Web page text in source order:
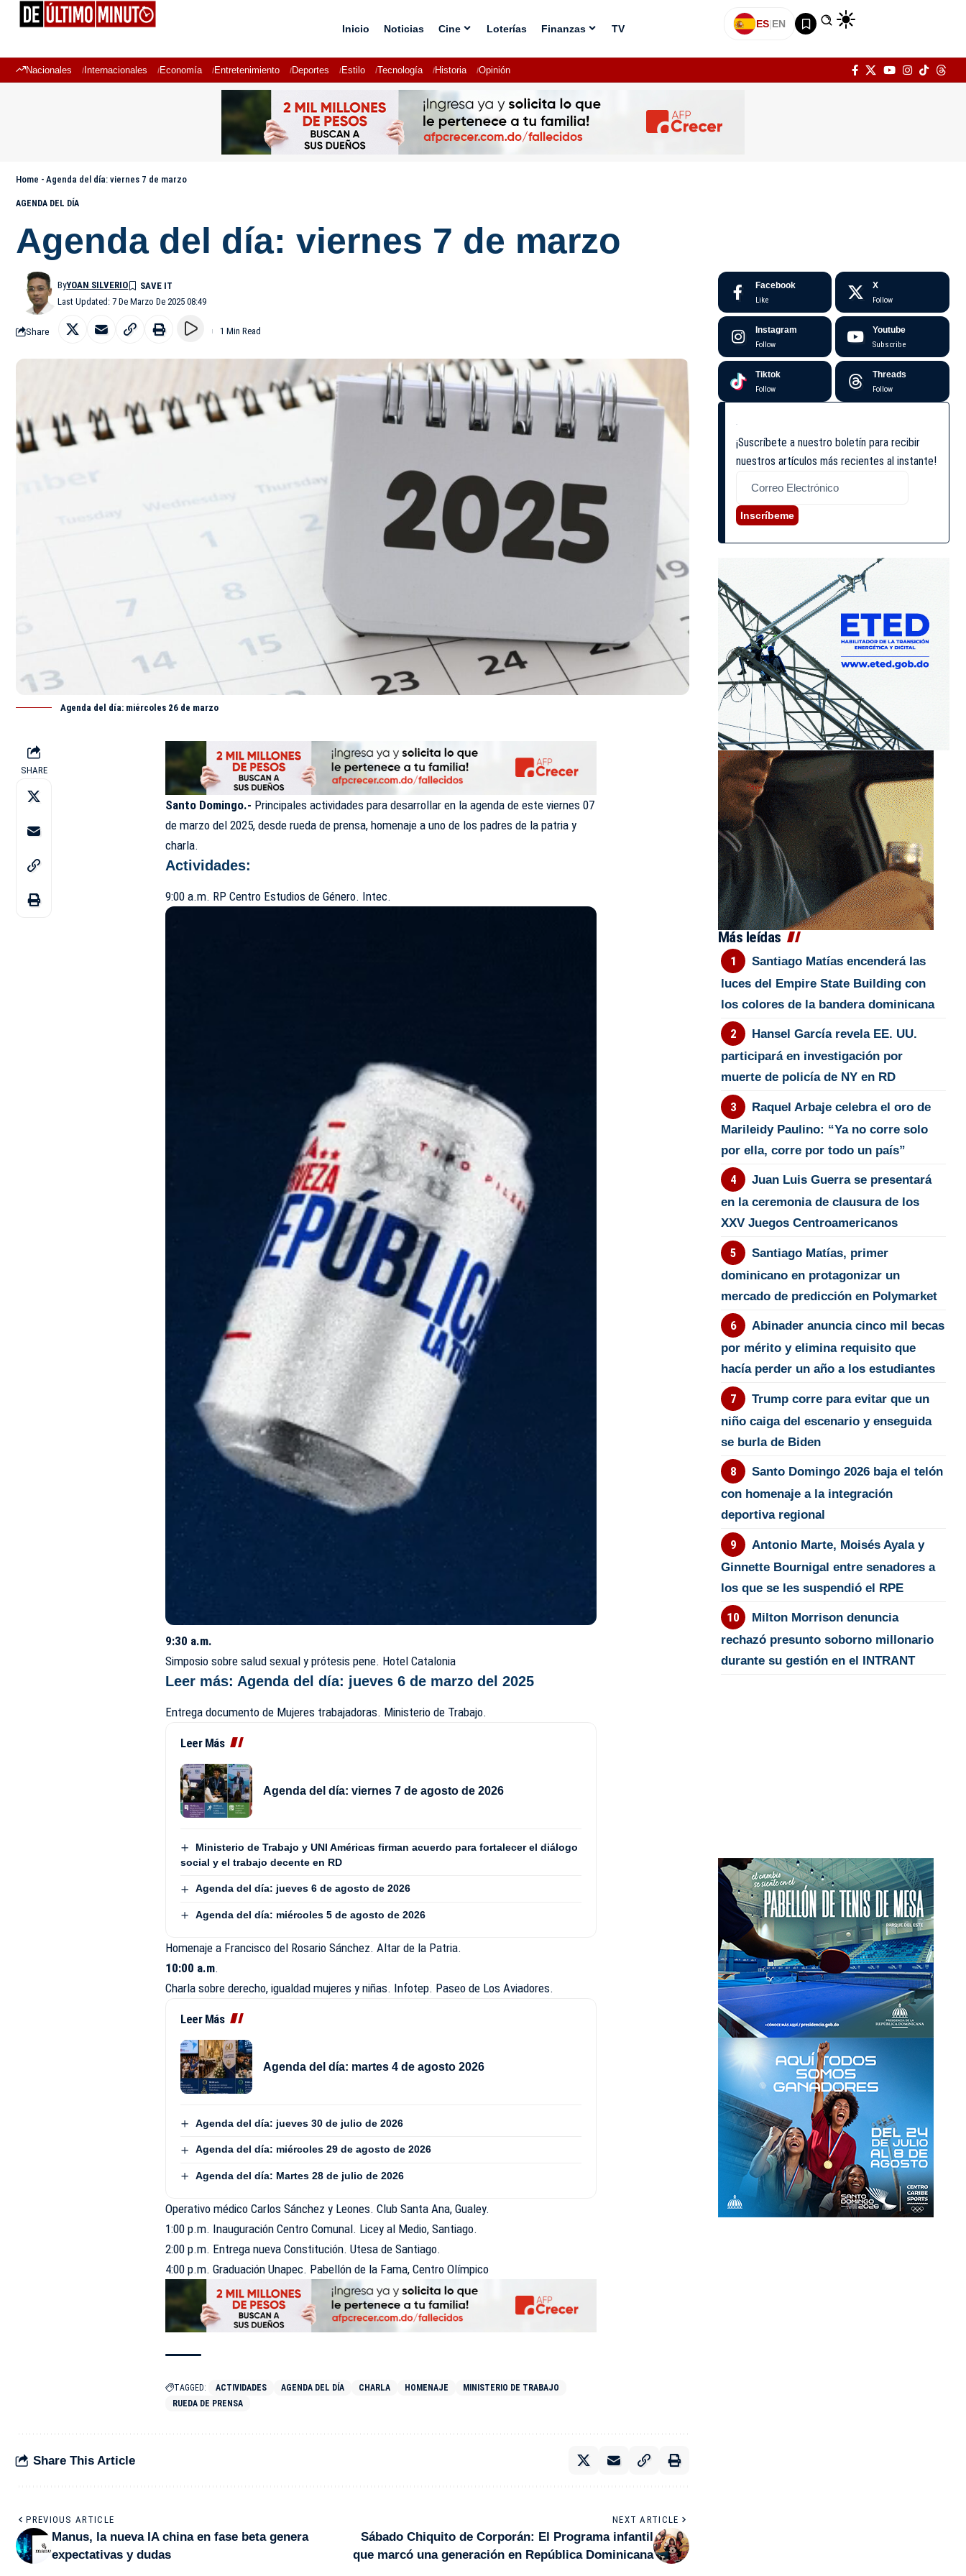
Inicio Noticias Cine Loterías Finanzas TV ES|EN
Nacionales Internacionales Economía Entretenimiento Deportes Estilo Tecnología Historia Opinión
Home - Agenda del día: viernes 7 de marzo
AGENDA DEL DÍA
Agenda del día: viernes 7 de marzo
Last Updated: 7 De Marzo De 2025 08:49
ByYOAN SILVERIO
Share 1 Min Read
Agenda del día: miércoles 26 de marzo
SHARE
Santo Domingo.- Principales actividades para desarrollar en la agenda de este viernes 07
de marzo del 2025, desde rueda de prensa, homenaje a uno de los padres de la patria y
charla.
Actividades:
9:00 a.m. RP Centro Estudios de Género. Intec.
9:30 a.m.
Simposio sobre salud sexual y prótesis pene. Hotel Catalonia
Leer más: Agenda del día: jueves 6 de marzo del 2025
Entrega documento de Mujeres trabajadoras. Ministerio de Trabajo.
Leer Más
Agenda del día: viernes 7 de agosto de 2026
Ministerio de Trabajo y UNI Américas firman acuerdo para fortalecer el diálogo
social y el trabajo decente en RD
Agenda del día: jueves 6 de agosto de 2026
Agenda del día: miércoles 5 de agosto de 2026
Homenaje a Francisco del Rosario Sánchez. Altar de la Patria.
10:00 a.m.
Charla sobre derecho, igualdad mujeres y niñas. Infotep. Paseo de Los Aviadores.
Leer Más
Agenda del día: martes 4 de agosto 2026
Agenda del día: jueves 30 de julio de 2026
Agenda del día: miércoles 29 de agosto de 2026
Agenda del día: Martes 28 de julio de 2026
Operativo médico Carlos Sánchez y Leones. Club Santa Ana, Gualey.
1:00 p.m. Inauguración Centro Comunal. Licey al Medio, Santiago.
2:00 p.m. Entrega nueva Constitución. Utesa de Santiago.
4:00 p.m. Graduación Unapec. Pabellón de la Fama, Centro Olímpico
TAGGED: ACTIVIDADES AGENDA DEL DÍA CHARLA HOMENAJE
MINISTERIO DE TRABAJO
RUEDA DE PRENSA
Share This Article
PREVIOUS ARTICLE
Manus, la nueva IA china en fase beta genera
expectativas y dudas
NEXT ARTICLE
Sábado Chiquito de Corporán: El Programa infantil
que marcó una generación en República Dominicana
Facebook
Like
X
Follow
Instagram
Follow
Youtube
Subscribe
Tiktok
Follow
Threads
Follow
¡Suscríbete a nuestro boletín para recibir
nuestros artículos más recientes al instante!
Inscríbeme
Más leídas
Santiago Matías encenderá las
luces del Empire State Building con
los colores de la bandera dominicana
Hansel García revela EE. UU.
participará en investigación por
muerte de policía de NY en RD
Raquel Arbaje celebra el oro de
Marileidy Paulino: “Ya no corre solo
por ella, corre por todo un país”
Juan Luis Guerra se presentará
en la ceremonia de clausura de los
XXV Juegos Centroamericanos
Santiago Matías, primer
dominicano en protagonizar un
mercado de predicción en Polymarket
Abinader anuncia cinco mil becas
por mérito y elimina requisito que
hacía perder un año a los estudiantes
Trump corre para evitar que un
niño caiga del escenario y enseguida
se burla de Biden
Santo Domingo 2026 baja el telón
con homenaje a la integración
deportiva regional
Antonio Marte, Moisés Ayala y
Ginnette Bournigal entre senadores a
los que se les suspendió el RPE
Milton Morrison denuncia
rechazó presunto soborno millonario
durante su gestión en el INTRANT